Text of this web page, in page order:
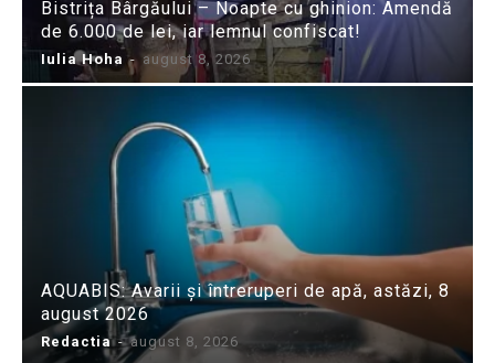
Bistrița Bârgăului – Noapte cu ghinion: Amendă
de 6.000 de lei, iar lemnul confiscat!
Iulia Hoha - august 8, 2026
AQUABIS: Avarii și întreruperi de apă, astăzi, 8
august 2026
Redactia - august 8, 2026